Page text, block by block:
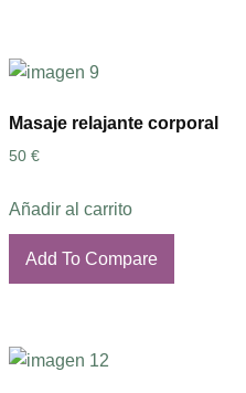
Masaje relajante corporal
50 €
Añadir al carrito
Add To Compare